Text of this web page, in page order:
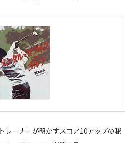
レーナーが明かすスコア10アップの秘